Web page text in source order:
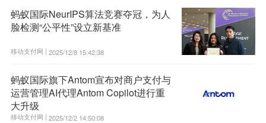
蚂蚁国际NeurIPS算法竞赛夺冠，为人
脸检测“公平性”设立新基准
移动支付网 | 2025/12/8 15:42:38
蚂蚁国际旗下Antom宣布对商户支付与
运营管理AI代理Antom Copilot进行重
大升级
移动支付网 | 2025/12/2 14:50:08